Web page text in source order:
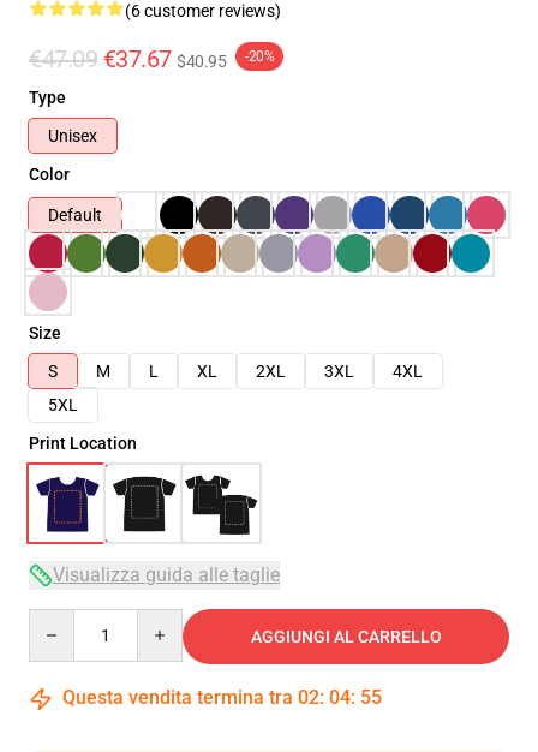
(6 customer reviews)
€47.09 €37.67 $40.95 -20%
Type
Unisex
Color
Default
Size
S
M L XL 2XL 3XL
4XL
5XL
Print Location
Visualizza guida alle taglie
AGGIUNGI AL CARRELLO
Questa vendita termina tra 02: 04: 54